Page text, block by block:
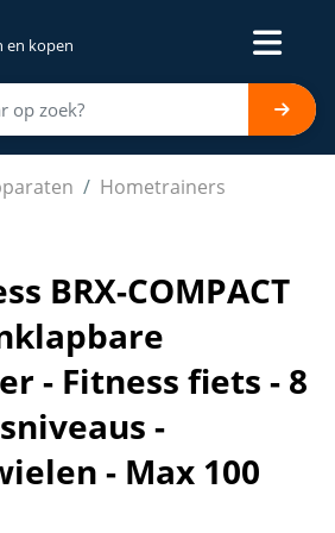
en kopen
Hometrainers
MULTIFIT Inklapbare
BRX-COMPACT
- Fitness fiets - 8
-
- Max 100